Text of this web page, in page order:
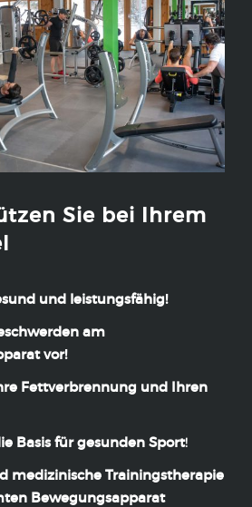
Sie bei Ihrem
und leistungsfähig!
am
vor!
Fettverbrennung und Ihren
Basis für gesunden Sport!
medizinische Trainingstherapie
Bewegungsapparat